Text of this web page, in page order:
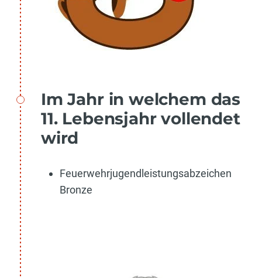
Im Jahr in welchem das
11. Lebensjahr vollendet
wird
Feuerwehrjugendleistungsabzeichen
Bronze